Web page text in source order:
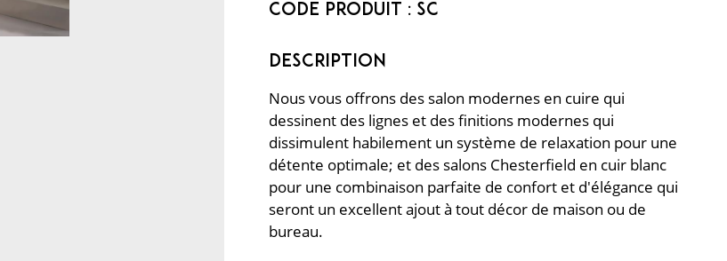
Code Produit : sc
Nous vous offrons des salon modernes en cuire qui
dessinent des lignes et des finitions modernes qui
dissimulent habilement un système de relaxation pour une
détente optimale; et des salons Chesterfield en cuir blanc
pour une combinaison parfaite de confort et d'élégance qui
seront un excellent ajout à tout décor de maison ou de
bureau.